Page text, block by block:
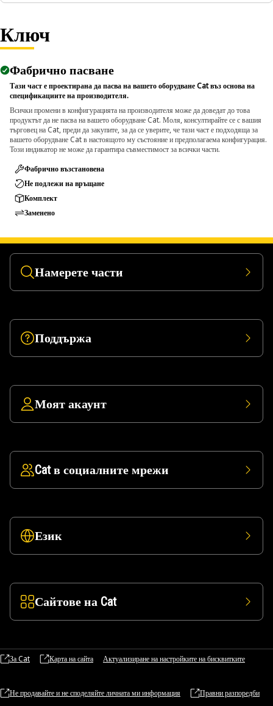
Ключ
Фабрично пасване
Тази част е проектирана да пасва на вашето оборудване Cat въз основа на
спецификациите на производителя.
Всички промени в конфигурацията на производителя може да доведат до това
продуктът да не пасва на вашето оборудване Cat. Моля, консултирайте се с вашия
търговец на Cat, преди да закупите, за да се уверите, че тази част е подходяща за
вашето оборудване Cat в настоящото му състояние и предполагаема конфигурация.
Този индикатор не може да гарантира съвместимост за всички части.
Фабрично възстановена
Не подлежи на връщане
Комплект
Заменено
Намерете части
Поддържа
Моят акаунт
Cat в социалните мрежи
Език
Сайтове на Cat
За Cat Карта на сайта Актуализиране на настройките на бисквитките
Не продавайте и не споделяйте личната ми информация Правни разпоредби